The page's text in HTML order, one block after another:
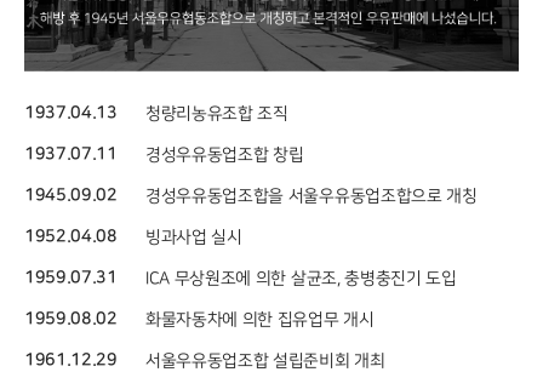
1937.04.13 청량리농유조합 조직
1937.07.11 경성우유동업조합 창립
1945.09.02 경성우유동업조합을 서울우유동업조합으로 개칭
1952.04.08 빙과사업 실시
1959.07.31 ICA 무상원조에 의한 살균조, 충병충진기 도입
1959.08.02 화물자동차에 의한 집유업무 개시
1961.12.29 서울우유동업조합 설립준비회 개최